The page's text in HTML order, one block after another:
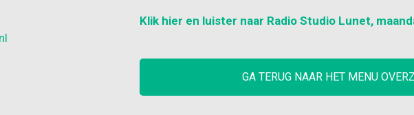
Klik hier en luister naar Radio Studio Lunet,
GA TERUG NAAR HET MENU